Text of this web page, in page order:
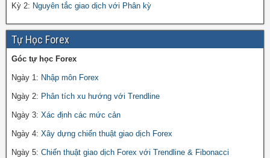
Kỳ 2: Nguyên tắc giao dịch với Phân kỳ
Tự Học Forex
Góc tự học Forex
Ngày 1: Nhập môn Forex
Ngày 2: Phân tích xu hướng với Trendline
Ngày 3: Xác định các mức cản
Ngày 4: Xây dựng chiến thuật giao dịch Forex
Ngày 5: Chiến thuật giao dịch Forex với Trendline & Fibonacci